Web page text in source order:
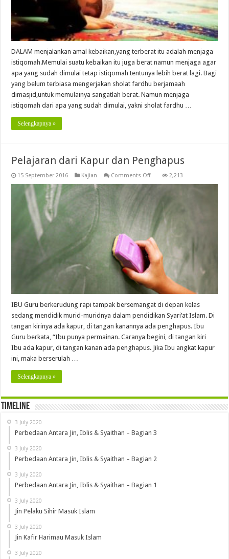
DALAM menjalankan amal kebaikan,yang terberat itu adalah menjaga
istiqomah.Memulai suatu kebaikan itu juga berat namun menjaga agar
apa yang sudah dimulai tetap istiqomah tentunya lebih berat lagi. Bagi
yang belum terbiasa mengerjakan sholat fardhu berjamaah
dimasjid,untuk memulainya sangatlah berat. Namun menjaga
istiqomah dari apa yang sudah dimulai, yakni sholat fardhu …
Selengkapnya »
Pelajaran dari Kapur dan Penghapus
15 September 2016 Kajian Comments Offon
Penghapus
2,213
IBU Guru berkerudung rapi tampak bersemangat di depan kelas
sedang mendidik murid-muridnya dalam pendidikan Syari’at Islam. Di
tangan kirinya ada kapur, di tangan kanannya ada penghapus. Ibu
Guru berkata, “Ibu punya permainan. Caranya begini, di tangan kiri
Ibu ada kapur, di tangan kanan ada penghapus. Jika Ibu angkat kapur
ini, maka berserulah …
Selengkapnya »
Timeline
3 July 2020
Perbedaan Antara Jin, Iblis & Syaithan – Bagian 3
3 July 2020
Perbedaan Antara Jin, Iblis & Syaithan – Bagian 2
3 July 2020
Perbedaan Antara Jin, Iblis & Syaithan – Bagian 1
3 July 2020
Jin Pelaku Sihir Masuk Islam
3 July 2020
Jin Kafir Harimau Masuk Islam
3 July 2020